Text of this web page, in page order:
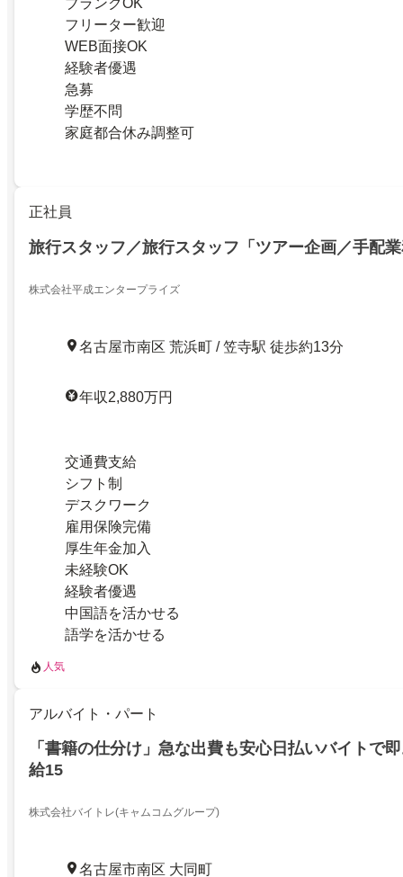
フリーター歓迎
WEB面接OK
経験者優遇
急募
学歴不問
家庭都合休み調整可
正社員
旅行スタッフ／旅行スタッフ「ツアー企画／手配
株式会社平成エンタープライズ
名古屋市南区 荒浜町 / 笠寺駅 徒歩約13分
年収2,880万円
交通費支給
シフト制
デスクワーク
雇用保険完備
厚生年金加入
未経験OK
経験者優遇
中国語を活かせる
語学を活かせる
人気
アルバイト・パート
「書籍の仕分け」急な出費も安心日払いバイトで
給15
株式会社バイトレ(キャムコムグループ)
名古屋市南区 大同町